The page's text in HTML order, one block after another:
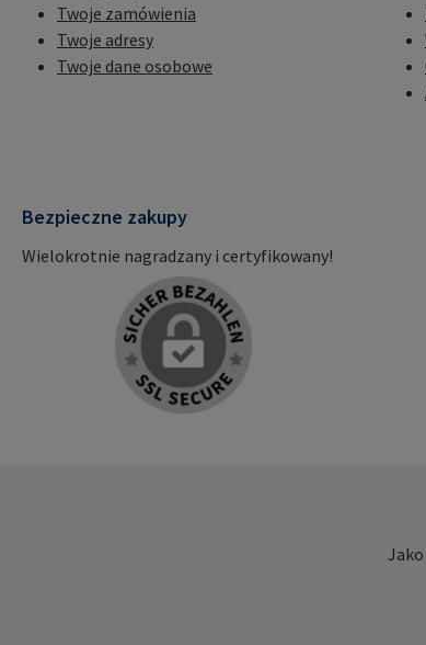
Twoje zamówienia
Twoje adresy
Twoje dane osobowe
Bezpieczne zakupy
Wielokrotnie nagradzany i certyfikowany!